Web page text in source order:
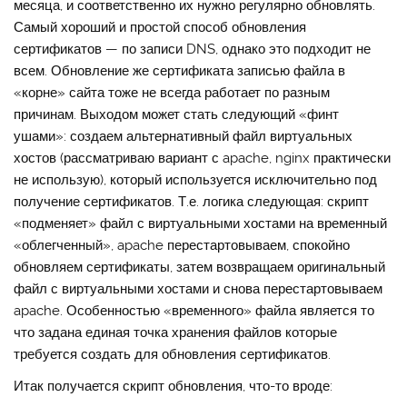
месяца, и соответственно их нужно регулярно обновлять.
Самый хороший и простой способ обновления
сертификатов — по записи DNS, однако это подходит не
всем. Обновление же сертификата записью файла в
«корне» сайта тоже не всегда работает по разным
причинам. Выходом может стать следующий «финт
ушами»: создаем альтернативный файл виртуальных
хостов (рассматриваю вариант с apache, nginx практически
не использую), который используется исключительно под
получение сертификатов. Т.е. логика следующая: скрипт
«подменяет» файл с виртуальными хостами на временный
«облегченный», apache перестартовываем, спокойно
обновляем сертификаты, затем возвращаем оригинальный
файл с виртуальными хостами и снова перестартовываем
apache. Особенностью «временного» файла является то
что задана единая точка хранения файлов которые
требуется создать для обновления сертификатов.
Итак получается скрипт обновления, что-то вроде: